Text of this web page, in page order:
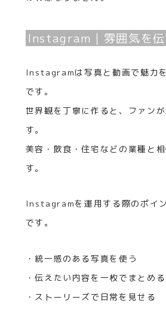
Instagram｜雰囲気を伝
Instagramは写真と動画で魅力
です。
世界観を丁寧に作ると、ファン
す。
美容・飲食・住宅などの業種と
す。
Instagramを運用する際のポイ
です。
・統一感のある写真を使う
・伝えたい内容を一枚でまとめる
・ストーリーズで日常を見せる